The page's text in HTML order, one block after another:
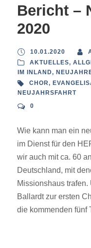
Bericht –
2020
10.01.2020
AKTUELLES,
IM INLAND,
CHOR,
NEUJAHRSFAHRT
0
Wie kann man ein
im Dienst für den
wir auch mit ca. 60
Deutschland, mit
Missionshaus
Ballardt zur ersten
die kommenden fünf